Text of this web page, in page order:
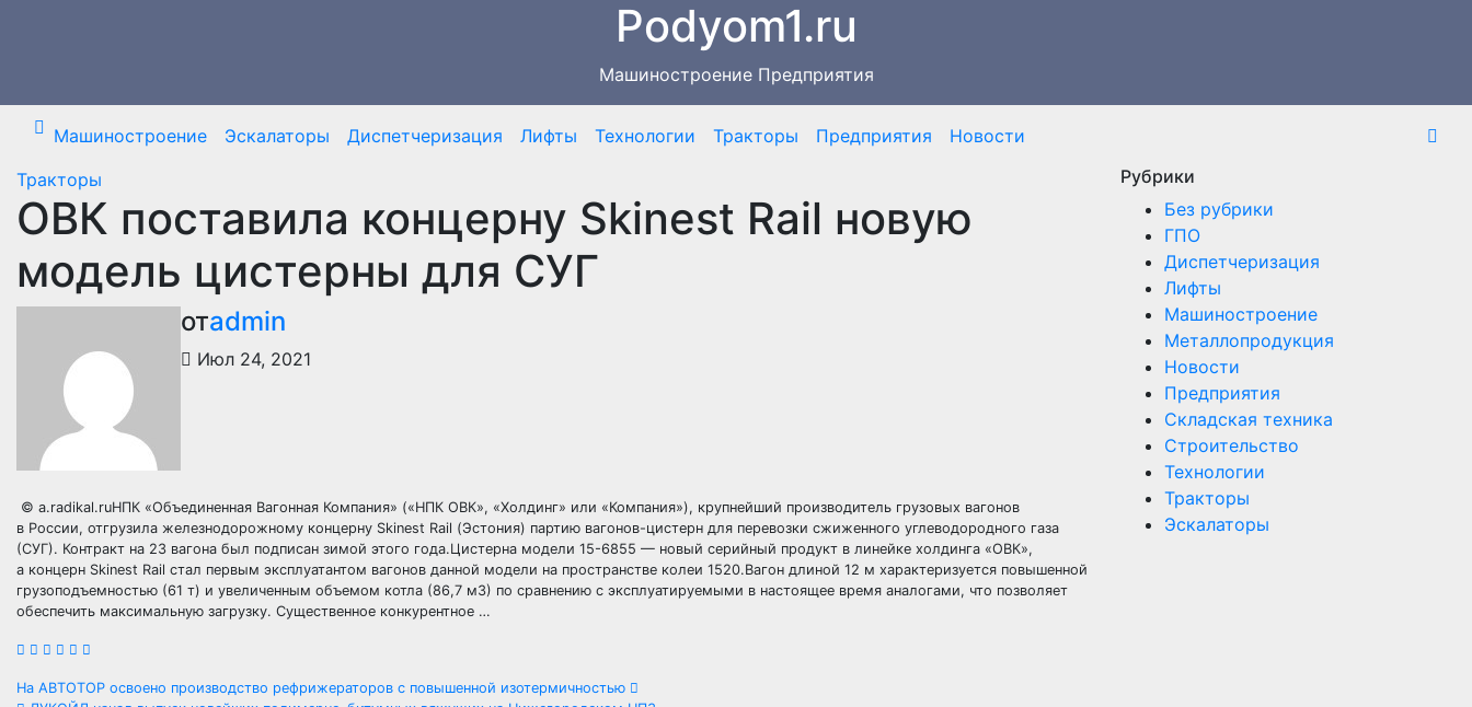
Podyom1.ru
Машиностроение Предприятия
Машиностроение Эскалаторы Диспетчеризация Лифты Технологии Тракторы Предприятия
Новости
Тракторы
ОВК поставила концерну Skinest Rail новую
модель цистерны для СУГ
отadmin
Июл 24, 2021
© a.radikal.ruНПК «Объединенная Вагонная Компания» («НПК ОВК», «Холдинг» или «Компания»), крупнейший производитель грузовых вагонов
в России, отгрузила железнодорожному концерну Skinest Rail (Эстония) партию вагонов-цистерн для перевозки сжиженного углеводородного газа
(СУГ). Контракт на 23 вагона был подписан зимой этого года.Цистерна модели 15-6855 — новый серийный продукт в линейке холдинга «ОВК»,
а концерн Skinest Rail стал первым эксплуатантом вагонов данной модели на пространстве колеи 1520.Вагон длиной 12 м характеризуется повышенной
грузоподъемностью (61 т) и увеличенным объемом котла (86,7 м3) по сравнению с эксплуатируемыми в настоящее время аналогами, что позволяет
обеспечить максимальную загрузку. Существенное конкурентное …
Навигация
На АВТОТОР освоено производство рефрижераторов с повышенной изотермичностью
Рубрики
Без рубрики
ГПО
Диспетчеризация
Лифты
Машиностроение
Металлопродукция
Новости
Предприятия
Складская техника
Строительство
Технологии
Тракторы
Эскалаторы